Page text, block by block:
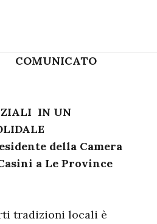
IN UN
della Camera
a Le Province
tradizioni locali è